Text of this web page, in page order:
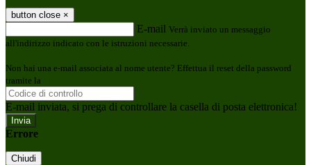
button close ×
E-mail Verrà inviato un messaggio
all'indirizzo indicato con le istruzioni necessarie.
Non hai una e-mail associata al nome utente? Effettua il reset della password
tramite la
E-mail inviata, si prega di controllare la casella di posta elettronica!
Errore
Chiudi